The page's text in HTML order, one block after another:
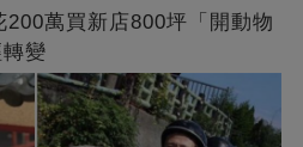
萬買新店800坪「開動物
變